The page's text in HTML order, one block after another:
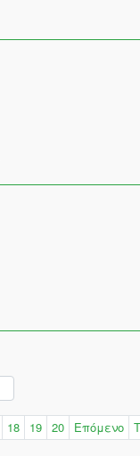
18 19 20 Επόμενο